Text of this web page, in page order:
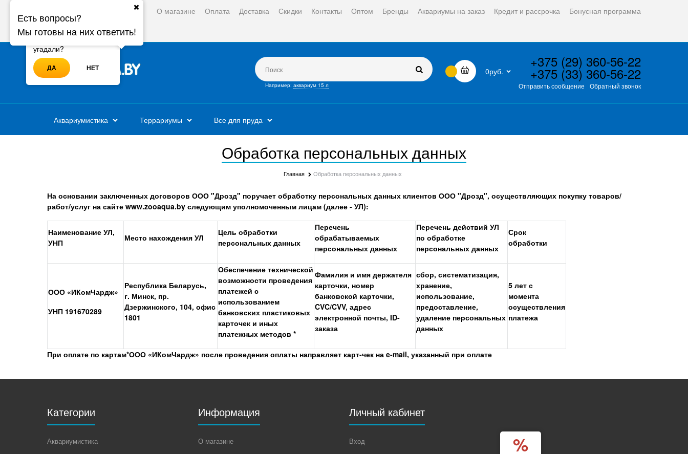
О магазине Оплата Доставка Скидки Контакты Оптом Бренды Аквариумы на заказ Кредит и рассрочка Бонусная программа
Войти Регистрация
Например: аквариум 15 л
0руб.
+375 (29) 360-56-22
+375 (33) 360-56-22
Отправить сообщение Обратный звонок
Аквариумистика Террариумы Все для пруда
Обработка персональных данных
Главная Обработка персональных данных
На основании заключенных договоров ООО "Дрозд" поручает обработку персональных данных клиентов ООО "Дрозд", осуществляющих покупку товаров/
работ/услуг на сайте www.zooaqua.by следующим уполномоченным лицам (далее - УЛ):
Наименование УЛ,
УНП
Место нахождения УЛ
Цель обработки
персональных данных
Перечень
обрабатываемых
персональных данных
Перечень действий УЛ
по обработке
персональных данных
Срок
обработки
ООО «ИКомЧардж»
УНП 191670289
Республика Беларусь,
г. Минск, пр.
Дзержинского, 104, офис
1801
Обеспечение технической
возможности проведения
платежей с
использованием
банковских пластиковых
карточек и иных
платежных методов *
Фамилия и имя держателя
карточки, номер
банковской карточки,
CVC/CVV, адрес
электронной почты, ID-
заказа
сбор, систематизация,
хранение,
использование,
предоставление,
удаление персональных
данных
5 лет с
момента
осуществления
платежа
При оплате по картам*ООО «ИКомЧардж» после проведения оплаты направляет карт-чек на e-mail, указанный при оплате
Категории
Аквариумистика
Информация
О магазине
Личный кабинет
Вход
Ваш город - Минск,
угадали?
ДА НЕТ
Есть вопросы?
Мы готовы на них ответить!